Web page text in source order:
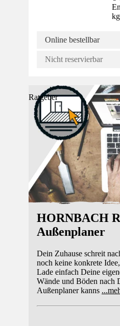
kg
Online bestellbar
Nicht reservierbar
Ratgeber
HORNBACH
Außenplaner
Dein Zuhause schreit
noch keine konkrete
Lade einfach Deine
Wände und Böden nach
Außenplaner kanns ...